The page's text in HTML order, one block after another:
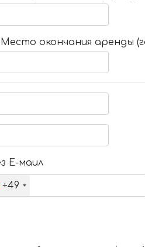
Место окончания аренды
Е-маил
+49